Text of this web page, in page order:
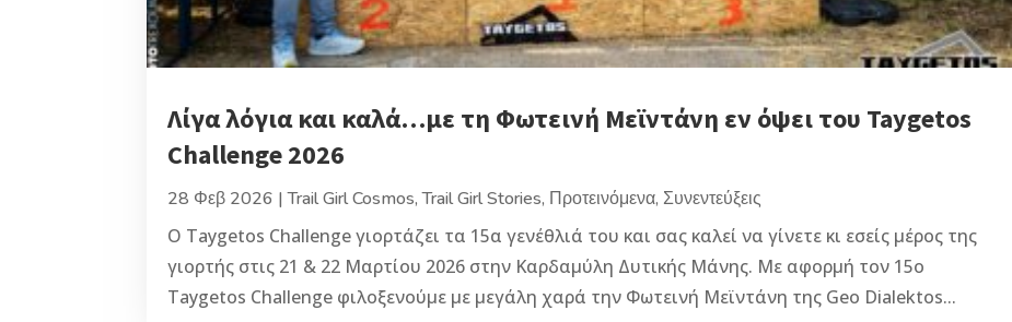
Λίγα λόγια και καλά…με τη Φωτεινή Μεϊντάνη εν όψει του Taygetos
Challenge 2026
28 Φεβ 2026 |Trail Girl Cosmos,Trail Girl Stories, Προτεινόμενα,Συνεντεύξεις
O Taygetos Challenge γιορτάζει τα 15α γενέθλιά του και σας καλεί να γίνετε κι εσείς μέρος της
γιορτής στις 21 & 22 Μαρτίου 2026 στην Καρδαμύλη Δυτικής Μάνης. Με αφορμή τον 15ο
Taygetos Challenge φιλοξενούμε με μεγάλη χαρά την Φωτεινή Μεϊντάνη της Geo Dialektos...